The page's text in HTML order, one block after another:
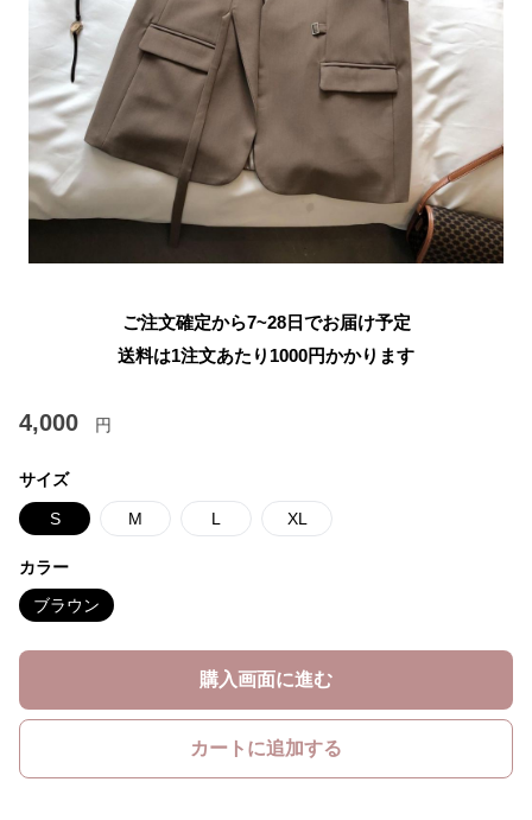
ご注文確定から7~28日でお届け予定
送料は1注文あたり 1000円かかります
4,000 円
サイズ
S M L XL
カラー
ブラウン
購入画面に進む
カートに追加する